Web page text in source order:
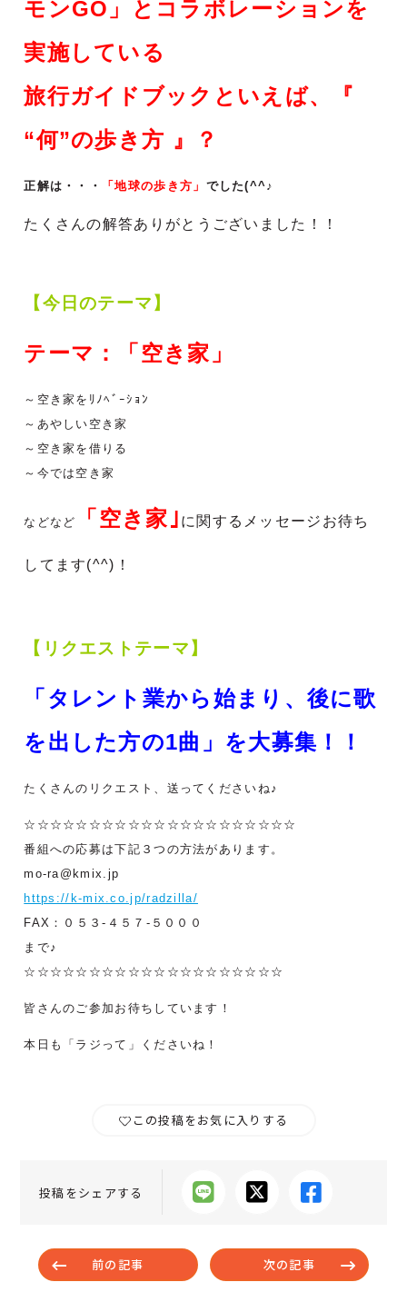
モンGO」とコラボレーションを
実施している
旅行ガイドブックといえば、『
“何”の歩き方 』？
正解は・・・ 「地球の歩き方」 でした(^^♪
たくさんの解答ありがとうございました！！
【今日のテーマ】
テーマ：「空き家」
～空き家をﾘﾉﾍﾞｰｼｮﾝ
～あやしい空き家
～空き家を借りる
～今では空き家
などなど 「空き家｣ に関する メッセージお待ち
してます(^^)！
【リクエストテーマ】
「タレント業から始まり、後に歌
を出した方の1曲」を大募集！！
たくさんのリクエスト、送ってくださいね♪
☆☆☆☆☆☆☆☆☆☆☆☆☆☆☆☆☆☆☆☆☆
番組への応募は下記３つの方法があります。
mo-ra@kmix.jp
https://k-mix.co.jp/radzilla/
FAX：０５３-４５７-５０００
まで♪
☆☆☆☆☆☆☆☆☆☆☆☆☆☆☆☆☆☆☆☆
皆さんのご参加お待ちしています！
本日も「ラジって」くださいね！
この投稿をお気に入りする
投稿をシェアする
前の記事 次の記事